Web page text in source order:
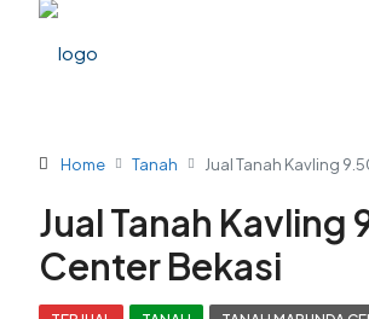
Home Tanah Jual Tanah Kavling
Jual Tanah
Center Bekasi